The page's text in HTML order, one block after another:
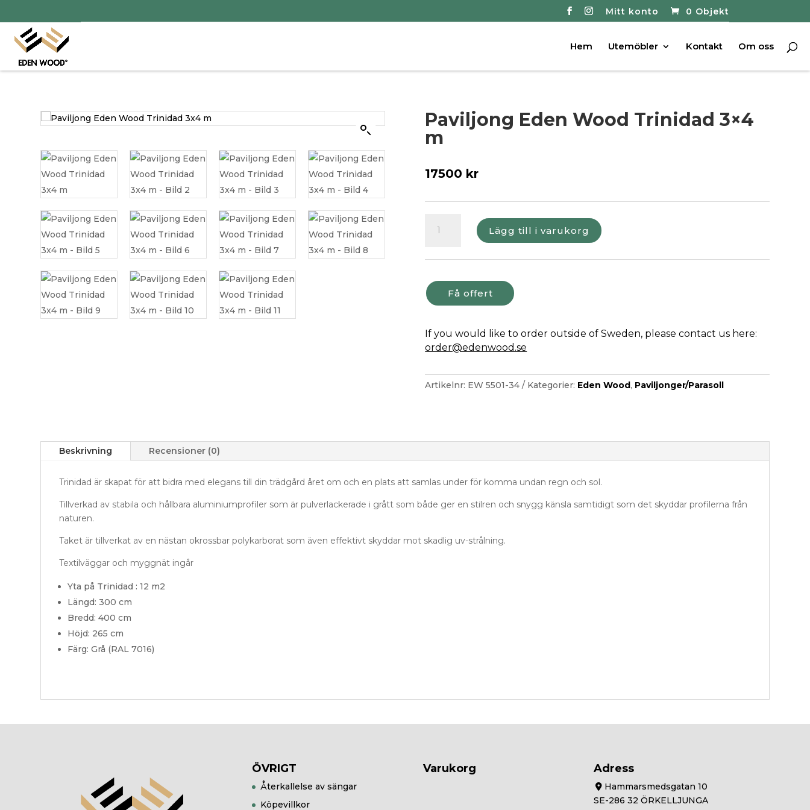
Mitt konto 0 Objekt
Hem Utemöbler Kontakt Om oss
Paviljong Eden Wood Trinidad 3×4
m
17500 kr
Eden
Trinidad
m
mängd
Lägg till i varukorg
Få offert
If you would like to order outside of Sweden, please contact us here:
order@edenwood.se
Artikelnr: EW 5501-34 Kategorier: Eden Wood , Paviljonger/Parasoll
Beskrivning Recensioner (0)
Trinidad är skapat för att bidra med elegans till din trädgård året om och en plats att samlas under för komma undan regn och sol.
Tillverkad av stabila och hållbara aluminiumprofiler som är pulverlackerade i grått som både ger en stilren och snygg känsla samtidigt som det skyddar profilerna från
naturen.
Taket är tillverkat av en nästan okrossbar polykarborat som även effektivt skyddar mot skadlig uv-strålning.
Textilväggar och myggnät ingår
Yta på Trinidad : 12 m2
Längd: 300 cm
Bredd: 400 cm
Höjd: 265 cm
Färg: Grå (RAL 7016)
ÖVRIGT
Återkallelse av sängar
Köpevillkor
Varukorg Adress
Hammarsmedsgatan 10
SE-286 32 ÖRKELLJUNGA